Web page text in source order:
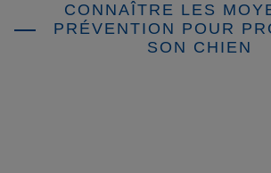
CONNAÎTRE LES
PRÉVENTION POUR
SON CHIEN